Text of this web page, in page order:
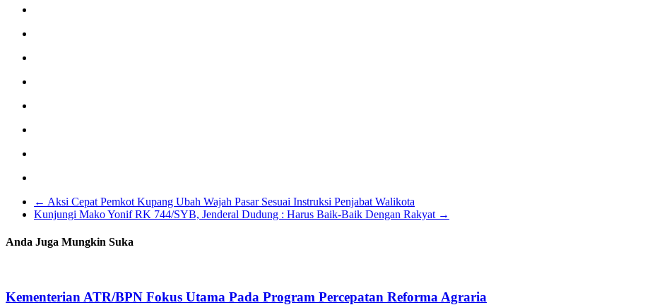
← Aksi Cepat Pemkot Kupang Ubah Wajah Pasar Sesuai Instruksi Penjabat Walikota
Kunjungi Mako Yonif RK 744/SYB, Jenderal Dudung : Harus Baik-Baik Dengan Rakyat →
Anda Juga Mungkin Suka
Kementerian ATR/BPN Fokus Utama Pada Program Percepatan Reforma Agraria